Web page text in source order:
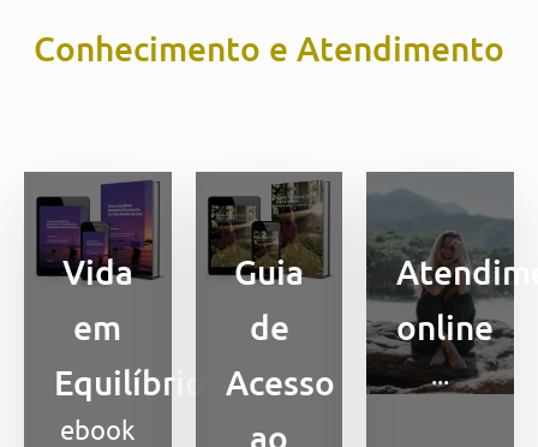
Conhecimento e Atendimento
Vida
em
Equilíbrio
ebook
Guia
de
Acesso
ao
online
...